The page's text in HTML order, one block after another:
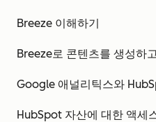
Breeze 이해하기
Breeze로 콘텐츠를 생성하
Google 애널리틱스와
HubSpot 자산에 대한 액세